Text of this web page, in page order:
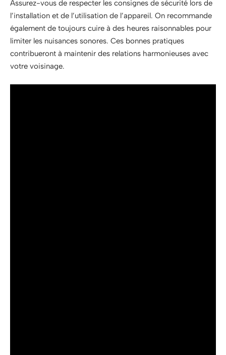
Assurez-vous de respecter les consignes de sécurité lors de
l’installation et de l’utilisation de l’appareil. On recommande
également de toujours cuire à des heures raisonnables pour
limiter les nuisances sonores. Ces bonnes pratiques
contribueront à maintenir des relations harmonieuses avec
votre voisinage.